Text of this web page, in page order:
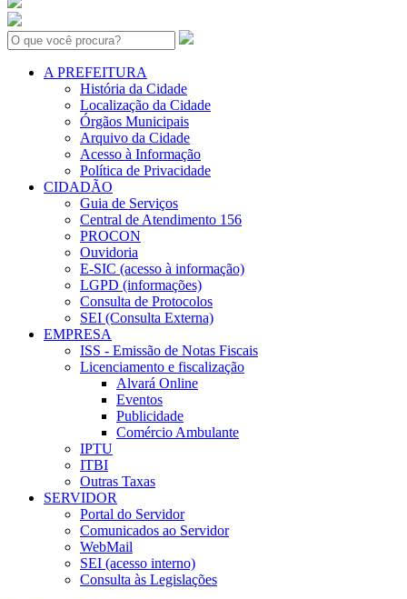
Search:
A PREFEITURA
História da Cidade
Localização da Cidade
Órgãos Municipais
Arquivo da Cidade
Acesso à Informação
Política de Privacidade
CIDADÃO
Guia de Serviços
Central de Atendimento 156
PROCON
Ouvidoria
E-SIC (acesso à informação)
LGPD (informações)
Consulta de Protocolos
SEI (Consulta Externa)
EMPRESA
ISS - Emissão de Notas Fiscais
Licenciamento e fiscalização
Alvará Online
Eventos
Publicidade
Comércio Ambulante
IPTU
ITBI
Outras Taxas
SERVIDOR
Portal do Servidor
Comunicados ao Servidor
WebMail
SEI (acesso interno)
Consulta às Legislações